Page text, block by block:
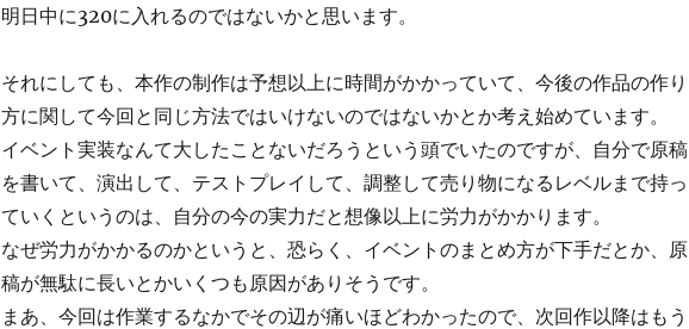
明日中に320に入れるのではないかと思います。
それにしても、本作の制作は予想以上に時間がかかっていて、今後の作品の作り
方に関して今回と同じ方法ではいけないのではないかとか考え始めています。
イベント実装なんて大したことないだろうという頭でいたのですが、自分で原稿
を書いて、演出して、テストプレイして、調整して売り物になるレベルまで持っ
ていくというのは、自分の今の実力だと想像以上に労力がかかります。
なぜ労力がかかるのかというと、恐らく、イベントのまとめ方が下手だとか、原
稿が無駄に長いとかいくつも原因がありそうです。
まあ、今回は作業するなかでその辺が痛いほどわかったので、次回作以降はもう